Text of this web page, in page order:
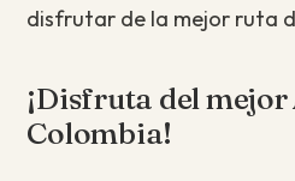
disfrutar de la mejor ruta
¡Disfruta del
Colombia!